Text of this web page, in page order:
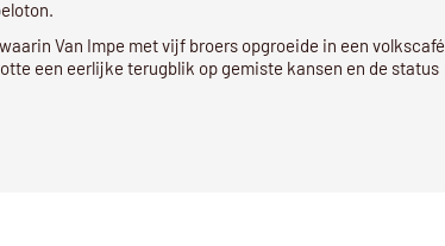
Van Impe met vijf broers opgroeide in een volkscafé
een eerlijke terugblik op gemiste kansen en de status